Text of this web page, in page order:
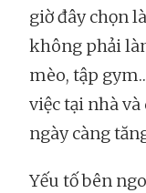
giờ đây chọn
không phải
mèo, tập
việc tại nhà
ngày càng
Yếu tố bên